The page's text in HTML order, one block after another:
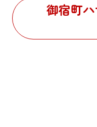
御宿町